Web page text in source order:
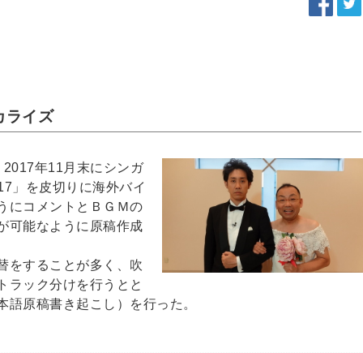
ライズ
年11月末にシンガ
」を皮切りに海外バイ
にコメントとＢＧＭの
可能なように原稿作成
をすることが多く、吹
ラック分けを行うとと
原稿書き起こし）を行った。